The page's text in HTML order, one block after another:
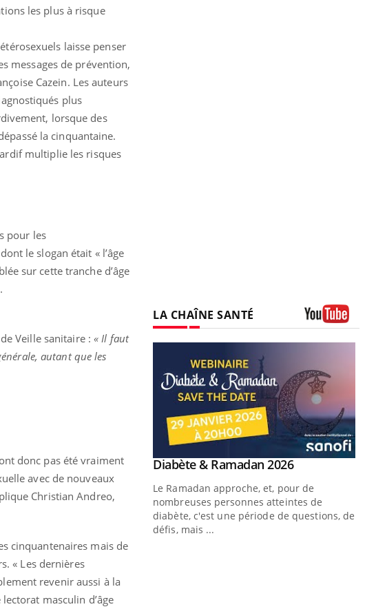
les plus à risque
laisse penser
messages de prévention,
Cazein. Les auteurs
plus
lorsque des
la cinquantaine.
multiplie les risques
pour les
le slogan était « l’âge
sur cette tranche d’âge
de Veille sanitaire :« Il faut
autant que les
donc pas été vraiment
avec de nouveaux
Christian Andreo,
cinquantenaires mais de
« Les dernières
revenir aussi à la
masculin d’âge
LA CHAÎNE SANTÉ
des Mains : se
l’été !Youtube
et avec lui, un tout nouveau
Youtube
Diabète & Ramadan 2026Youtube
Le Ramadan approche, et, pour de
nombreuses personnes atteintes de
diabète, c'est une période de questions, de
défis, mais ...